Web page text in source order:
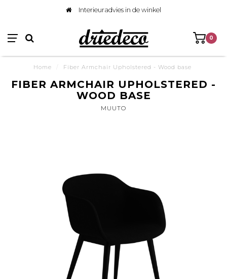
Interieuradvies in de winkel
0
Home Fiber Armchair Upholstered - Wood base
FIBER ARMCHAIR UPHOLSTERED -
WOOD BASE
MUUTO